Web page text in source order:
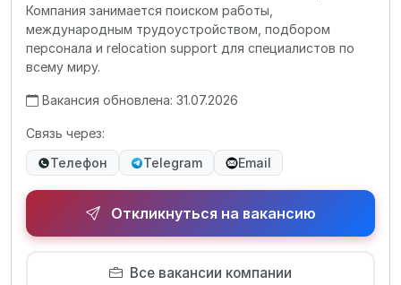
Компания занимается поиском работы,
международным трудоустройством, подбором
персонала и relocation support для специалистов по
всему миру.
Вакансия обновлена: 31.07.2026
Связь через:
Телефон
Telegram Email
Откликнуться на вакансию
Все вакансии компании